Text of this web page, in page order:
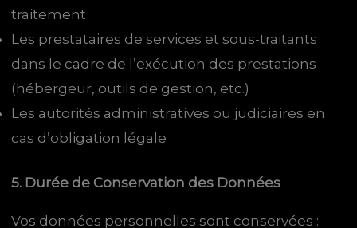
traitement
Les prestataires de services et sous-traitants
dans le cadre de l’exécution des prestations
(hébergeur, outils de gestion, etc.)
Les autorités administratives ou judiciaires en
cas d’obligation légale
5. Durée de Conservation des Données
Vos données personnelles sont conservées :